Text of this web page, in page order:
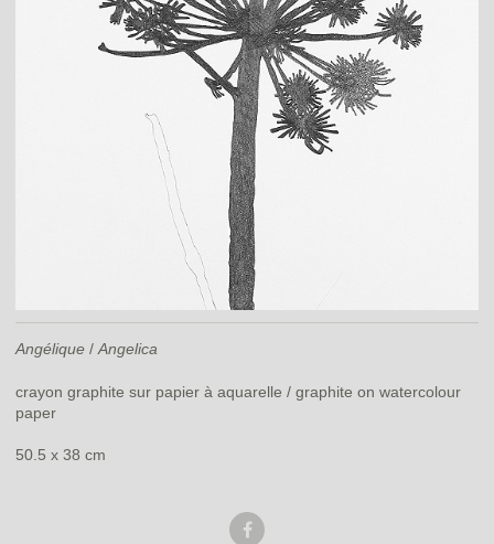
Angélique /Angelica
crayon graphite sur papier à aquarelle / graphite on watercolour
paper
50.5 x 38 cm